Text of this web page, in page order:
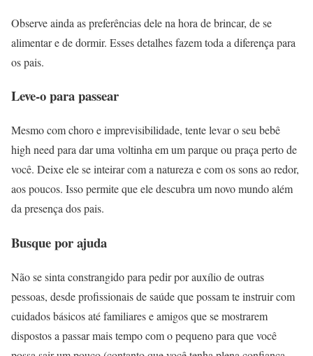
Observe ainda as preferências dele na hora de brincar, de se
alimentar e de dormir. Esses detalhes fazem toda a diferença para
os pais.
Leve-o para passear
Mesmo com choro e imprevisibilidade, tente levar o seu bebê
high need para dar uma voltinha em um parque ou praça perto de
você. Deixe ele se inteirar com a natureza e com os sons ao redor,
aos poucos. Isso permite que ele descubra um novo mundo além
da presença dos pais.
Busque por ajuda
Não se sinta constrangido para pedir por auxílio de outras
pessoas, desde profissionais de saúde que possam te instruir com
cuidados básicos até familiares e amigos que se mostrarem
dispostos a passar mais tempo com o pequeno para que você